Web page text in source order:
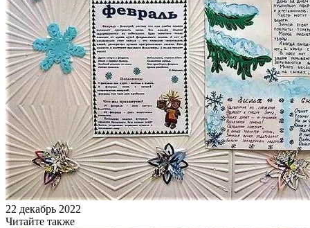
22 декабрь 2022
Читайте также